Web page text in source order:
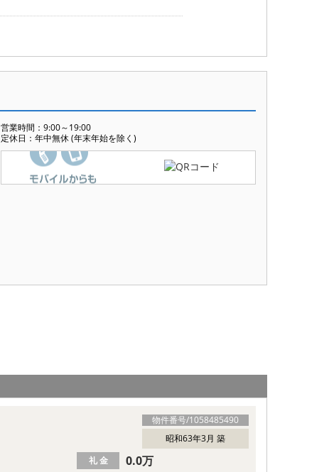
営業時間：9:00～19:00
定休日：年中無休 (年末年始を除く)
物件番号/1058485490
昭和63年3月 築
礼 金 0.0万